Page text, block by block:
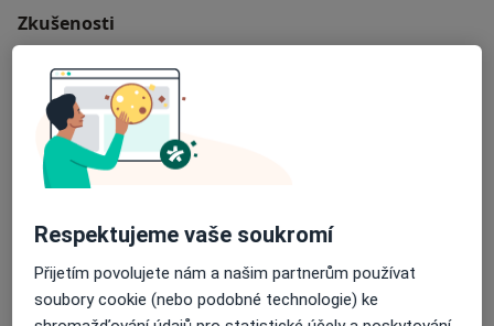
Zkušenosti
Psychoterapeutický výcvik v Rodinné terapii (FN Motol)
Pracovala jsem ve Fakultní nemocnici v Plzni a nyní v
Ambulanci klinické psychologie
Odborník na:
Hlavní léčená onemocnění
Trauma
Deprese
Generalizované úzkostné poruchy
Respektujeme vaše soukromí
Přijetím povolujete nám a našim partnerům používat
soubory cookie (nebo podobné technologie) ke